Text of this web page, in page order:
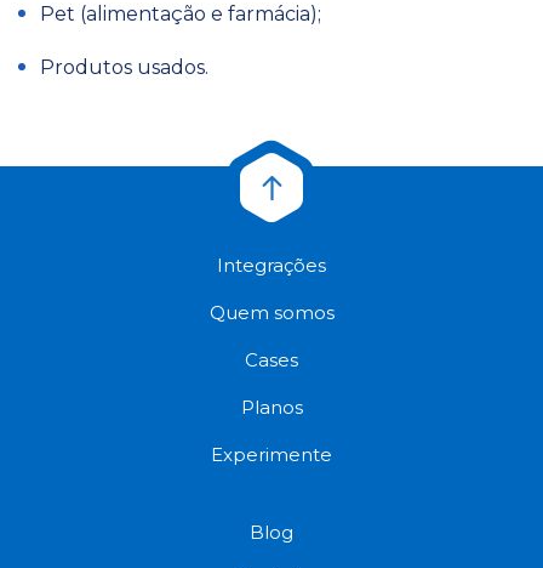
Pet (alimentação e farmácia);
Produtos usados.
Integrações
Quem somos
Cases
Planos
Experimente
Blog